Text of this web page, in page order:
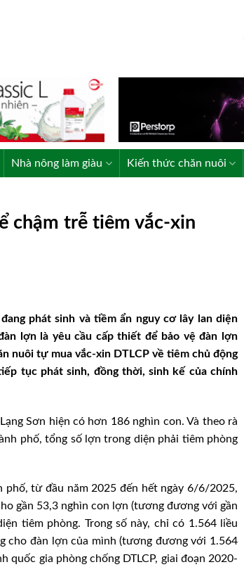
Nhà nông làm giàu Kiến thức chăn nuôi
chậm trễ tiêm vắc-xin
phát sinh và tiềm ẩn nguy cơ lây lan diện
lợn là yêu cầu cấp thiết để bảo vệ đàn lợn
nuôi tự mua vắc-xin DTLCP về tiêm chủ động
tục phát sinh, đồng thời, sinh kế của chính
Sơn hiện có hơn 186 nghìn con. Và theo rà
phố, tổng số lợn trong diện phải tiêm phòng
phố, từ đầu năm 2025 đến hết ngày 6/6/2025,
gần 53,3 nghìn con lợn (tương đương với gần
tiêm phòng. Trong số này, chỉ có 1.564 liều
cho đàn lợn của mình (tương đương với 1.564
gia phòng chống DTLCP, giai đoạn 2020-